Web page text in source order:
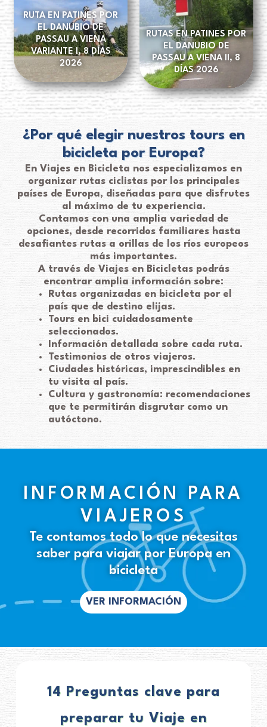
RUTA EN PATINES POR
EL DANUBIO DE
PASSAU A VIENA
VARIANTE I, 8 DÍAS
2026
RUTAS EN PATINES POR
EL DANUBIO DE
PASSAU A VIENA II, 8
DÍAS 2026
¿Por qué elegir nuestros tours en
bicicleta por Europa?
En Viajes en Bicicleta nos especializamos en
organizar rutas ciclistas por los principales
países de Europa, diseñadas para que disfrutes
al máximo de tu experiencia.
Contamos con una amplia variedad de
opciones, desde recorridos familiares hasta
desafiantes rutas a orillas de los ríos europeos
más importantes.
A través de Viajes en Bicicletas podrás
encontrar amplia información sobre:
Rutas organizadas en bicicleta por el
país que de destino elijas.
Tours en bici cuidadosamente
seleccionados.
Información detallada sobre cada ruta.
Testimonios de otros viajeros.
Ciudades históricas, imprescindibles en
tu visita al país.
Cultura y gastronomía: recomendaciones
que te permitirán disgrutar como un
autóctono.
INFORMACIÓN PARA
VIAJEROS
Te contamos todo lo que necesitas
saber para viajar por Europa en
bicicleta
VER INFORMACIÓN
14 Preguntas clave para
preparar tu Viaje en